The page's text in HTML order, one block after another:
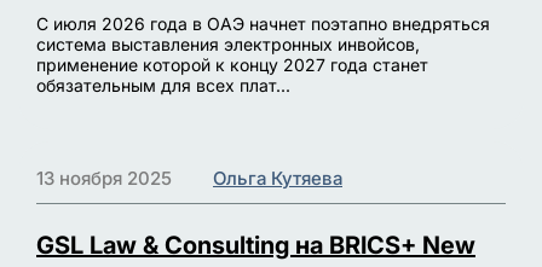
С июля 2026 года в ОАЭ начнет поэтапно внедряться
система выставления электронных инвойсов,
применение которой к концу 2027 года станет
обязательным для всех плат...
13 ноября 2025 Ольга Кутяева
GSL Law & Consulting на BRICS+ New